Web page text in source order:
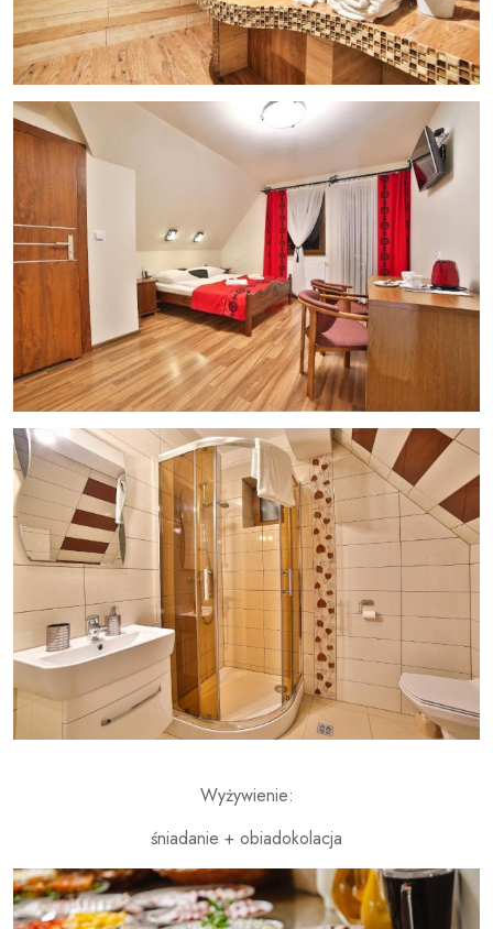
Wyżywienie:
śniadanie + obiadokolacja